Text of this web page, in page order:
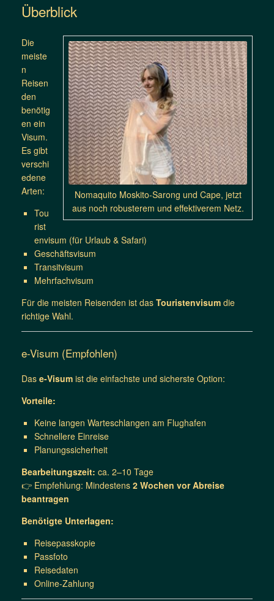
Überblick
Nomaquito Moskito-Sarong und Cape, jetzt
aus noch robusterem und effektiverem Netz.
Die
meiste
n
Reisen
den
benötig
en ein
Visum.
Es gibt
verschi
edene
Arten:
Tou
rist
envisum (für Urlaub & Safari)
Geschäftsvisum
Transitvisum
Mehrfachvisum
Für die meisten Reisenden ist das Touristenvisum die
richtige Wahl.
e-Visum (Empfohlen)
Das e-Visum ist die einfachste und sicherste Option:
Vorteile:
Keine langen Warteschlangen am Flughafen
Schnellere Einreise
Planungssicherheit
Bearbeitungszeit: ca. 2–10 Tage
👉 Empfehlung: Mindestens 2 Wochen vor Abreise
beantragen
Benötigte Unterlagen:
Reisepasskopie
Passfoto
Reisedaten
Online-Zahlung